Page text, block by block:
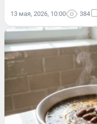
13 мая, 2026, 10:00 384